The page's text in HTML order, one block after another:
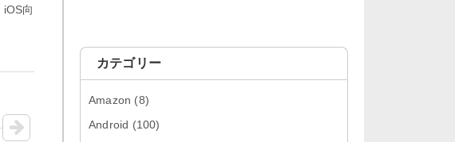
向
版をリリース。AIプロ...
イバル 26.40」iOS向...
カテゴリー
Amazon (8)
Android (100)